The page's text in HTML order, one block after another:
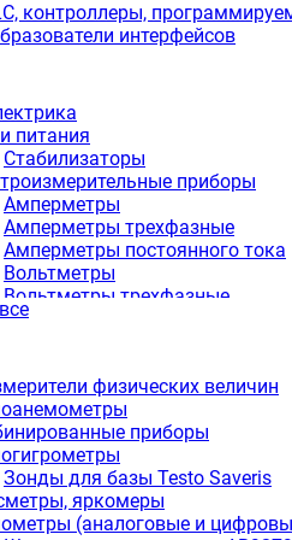
контроллеры,
интерфейсов
питания
Стабилизаторы
приборы
Амперметры
Амперметры трехфазные
Амперметры постоянного тока
Вольтметры
Вольтметры трехфазные
Вольтметры постоянного тока
Индикаторы аналоговых
Измерители COS F
Комбинированные приборы
Комбинированные приборы
Комбинированные приборы
Анализаторы качества
Анализаторы мощности
физических величин
приборы
Зонды для базы Testo Saveris
яркомеры
(аналоговые и